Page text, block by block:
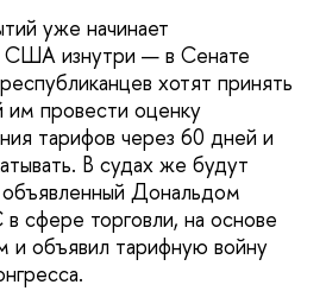
уже начинает
США изнутри — в Сенате
хотят принять
им провести оценку
тарифов через 60 дней и
В судах же будут
Дональдом
сфере торговли, на основе
и объявил тарифную войну